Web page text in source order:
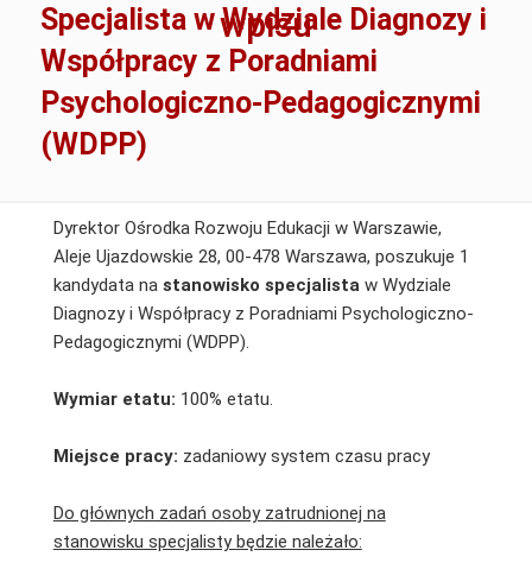
wpisu
Specjalista w Wydziale Diagnozy i
Współpracy z Poradniami
Psychologiczno-Pedagogicznymi
(WDPP)
Dyrektor Ośrodka Rozwoju Edukacji w Warszawie,
Aleje Ujazdowskie 28, 00-478 Warszawa, poszukuje 1
kandydata na stanowisko specjalistaw Wydziale
Diagnozy i Współpracy z Poradniami Psychologiczno-
Pedagogicznymi (WDPP).
Wymiar etatu: 100% etatu.
Miejsce pracy: zadaniowy system czasu pracy
Do głównych zadań osoby zatrudnionej na
stanowisku specjalisty będzie należało: